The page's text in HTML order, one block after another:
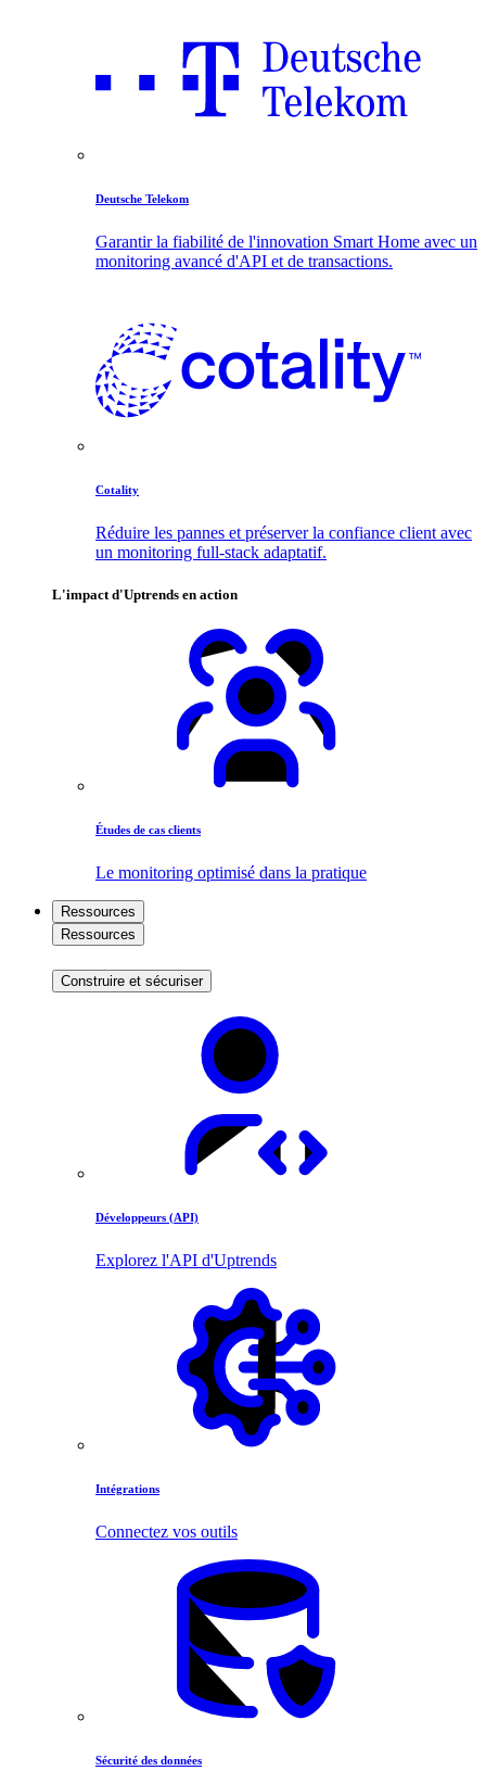
Deutsche Telekom
Garantir la fiabilité de l'innovation Smart Home avec un
monitoring avancé d'API et de transactions.
Cotality
Réduire les pannes et préserver la confiance client avec
un monitoring full-stack adaptatif.
L'impact d'Uptrends en action
Études de cas clients
Le monitoring optimisé dans la pratique
Ressources
Ressources
Construire et sécuriser
Développeurs (API)
Explorez l'API d'Uptrends
Intégrations
Connectez vos outils
Sécurité des données